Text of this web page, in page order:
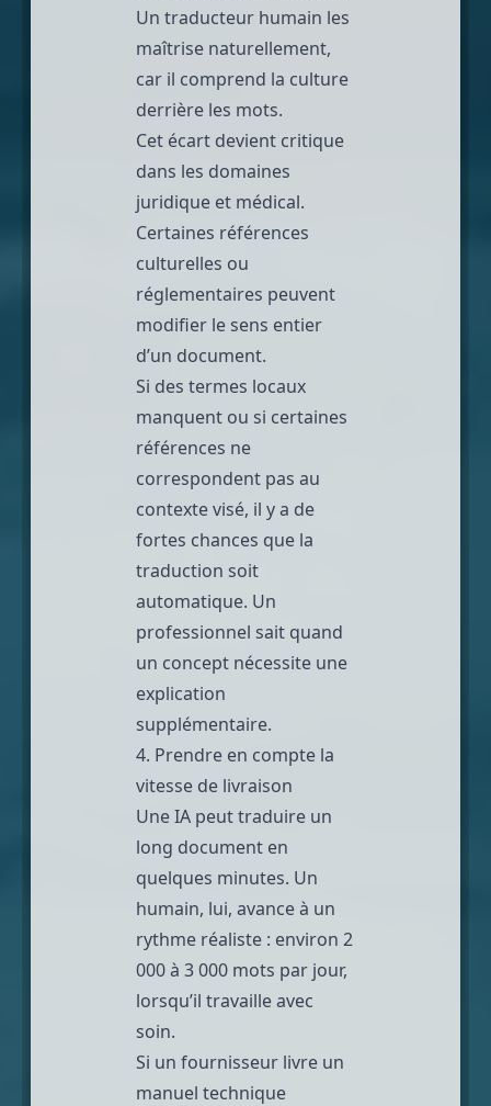
Un traducteur humain les
maîtrise naturellement,
car il comprend la culture
derrière les mots.
Cet écart devient critique
dans les domaines
juridique et médical.
Certaines références
culturelles ou
réglementaires peuvent
modifier le sens entier
d’un document.
Si des termes locaux
manquent ou si certaines
références ne
correspondent pas au
contexte visé, il y a de
fortes chances que la
traduction soit
automatique. Un
professionnel sait quand
un concept nécessite une
explication
supplémentaire.
4. Prendre en compte la
vitesse de livraison
Une IA peut traduire un
long document en
quelques minutes. Un
humain, lui, avance à un
rythme réaliste : environ 2
000 à 3 000 mots par jour,
lorsqu’il travaille avec
soin.
Si un fournisseur livre un
manuel technique